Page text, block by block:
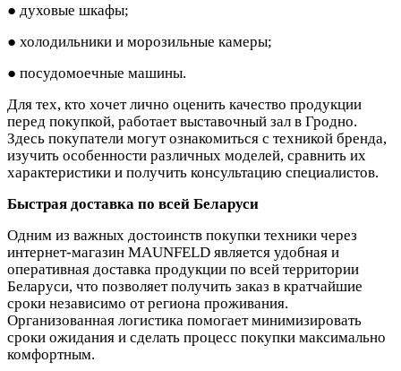
● духовые шкафы;
● холодильники и морозильные камеры;
● посудомоечные машины.
Для тех, кто хочет лично оценить качество продукции
перед покупкой, работает выставочный зал в Гродно.
Здесь покупатели могут ознакомиться с техникой бренда,
изучить особенности различных моделей, сравнить их
характеристики и получить консультацию специалистов.
Быстрая доставка по всей Беларуси
Одним из важных достоинств покупки техники через
интернет-магазин MAUNFELD является удобная и
оперативная доставка продукции по всей территории
Беларуси, что позволяет получить заказ в кратчайшие
сроки независимо от региона проживания.
Организованная логистика помогает минимизировать
сроки ожидания и сделать процесс покупки максимально
комфортным.